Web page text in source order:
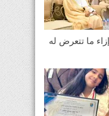
ما تتعرض له